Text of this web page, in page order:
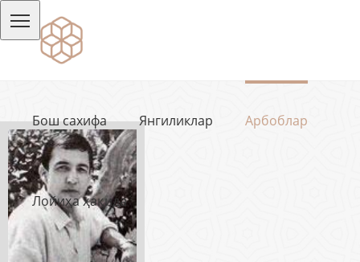
Бош сахифа Янгиликлар Арбоблар
Лойиҳа ҳақида